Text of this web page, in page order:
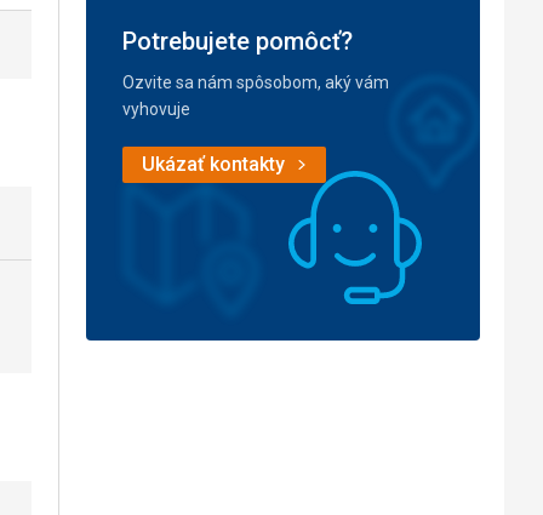
Potrebujete pomôcť?
Ozvite sa nám spôsobom, aký vám
vyhovuje
Ukázať kontakty